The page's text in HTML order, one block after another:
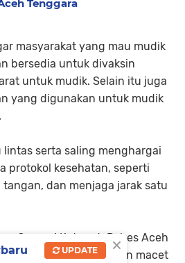
Tenggara
masyarakat yang mau mudik
bersedia untuk divaksin
untuk mudik. Selain itu juga
yang digunakan untuk mudik
serta saling menghargai
protokol kesehatan, seperti
tangan, dan menjaga jarak satu
Operasi Ketupat, Polres Aceh
patroli di lokasi rawan macet
×
UPDATE